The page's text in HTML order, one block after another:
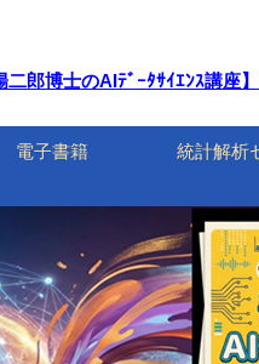
郎博士のAIﾃﾞｰﾀｻｲｴﾝｽ講座
電子書籍 統計解析